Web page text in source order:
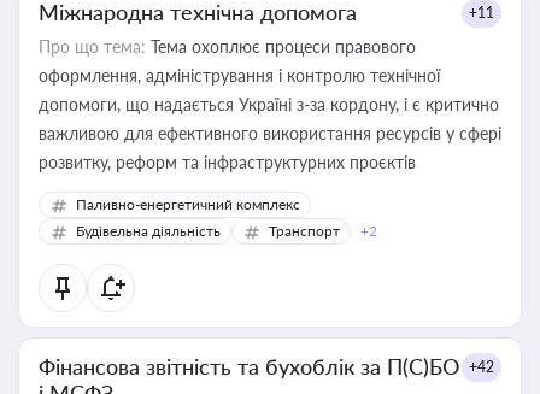
Міжнародна технічна допомога +11
Про що тема: Тема охоплює процеси правового
оформлення, адміністрування і контролю технічної
допомоги, що надається Україні з-за кордону, і є критично
важливою для ефективного використання ресурсів у сфері
розвитку, реформ та інфраструктурних проєктів
Паливно-енергетичний комплекс
Будівельна діяльність
Транспорт +2
Фінансова звітність та бухоблік за П(С)БО +42